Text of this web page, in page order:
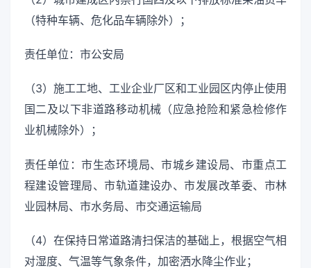
（特种车辆、危化品车辆除外）；
责任单位：市公安局
（3）施工工地、工业企业厂区和工业园区内停止使用
国二及以下非道路移动机械（应急抢险和紧急检修作
业机械除外）；
责任单位：市生态环境局、市城乡建设局、市重点工
程建设管理局、市轨道建设办、市发展改革委、市林
业园林局、市水务局、市交通运输局
（4）在保持日常道路清扫保洁的基础上，根据空气相
对湿度、气温等气象条件，加密洒水降尘作业；